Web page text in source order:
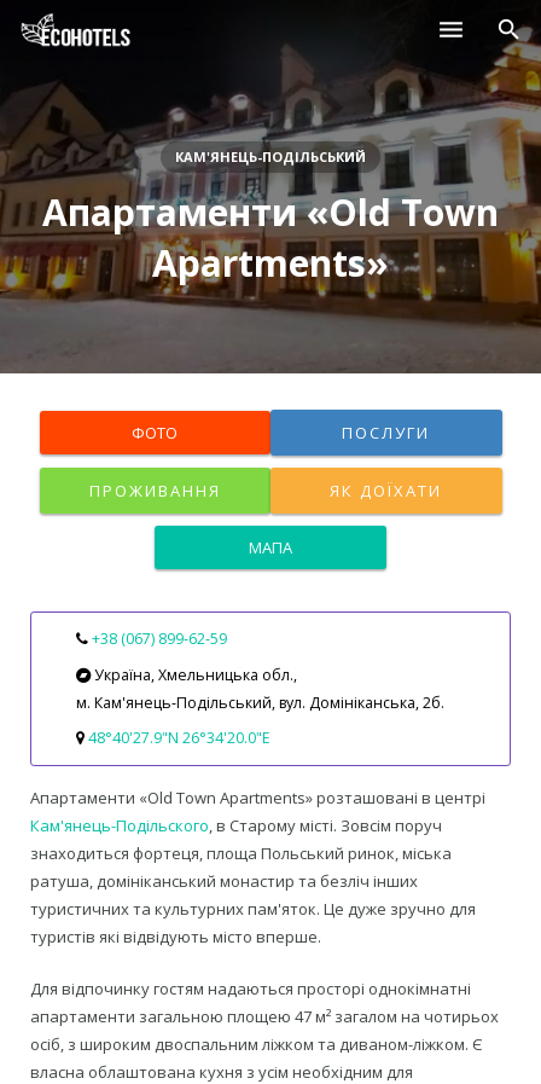
Населені пункти
Курорти
Дитячі табори
Магазини
Нерухомість
Апартаменти «Old Town
Apartments»
КАМ'ЯНЕЦЬ-ПОДІЛЬСЬКИЙ
ФОТО ПОСЛУГИ
ПРОЖИВАННЯ ЯК ДОЇХАТИ
МАПА
+38 (067) 899‑62‑59
Україна, Хмельницька обл.,
м. Кам'янець‑Подільський, вул. Домініканська, 2б.
48°40'27.9"N 26°34'20.0"E
Апартаменти «Old Town Apartments» розташовані в центрі
Кам'янець-Подільского, в Старому місті. Зовсім поруч
знаходиться фортеця, площа Польський ринок, міська
ратуша, домініканський монастир та безліч інших
туристичних та культурних пам'яток. Це дуже зручно для
туристів які відвідують місто вперше.
Для відпочинку гостям надаються просторі однокімнатні
апартаменти загальною площею 47 м² загалом на чотирьох
осіб, з широким двоспальним ліжком та диваном-ліжком. Є
власна облаштована кухня з усім необхідним для